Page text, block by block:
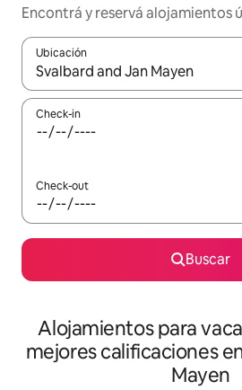
Encontrá y reservá alojamientos
Ubicación
Cuando los resultados estén
Check-in
Check-out
Buscar
Alojamientos para
mejores calificaciones
Mayen